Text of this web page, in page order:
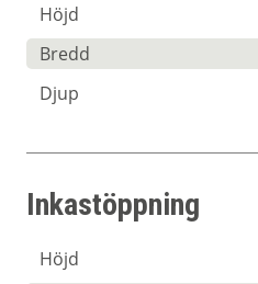
Höjd
Bredd
Djup
Inkastöppning
Höjd